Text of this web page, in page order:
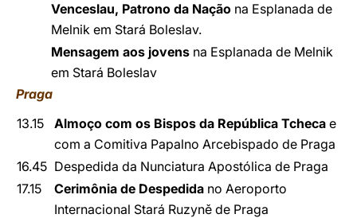
Venceslau, Patrono da Nação na Esplanada de
Melnik em Stará Boleslav.
Mensagem aos jovens na Esplanada de Melnik
em Stará Boleslav
Praga
13.15
Almoço com os Bispos da República Tcheca e
com a Comitiva Papalno Arcebispado de Praga
16.45 Despedida da Nunciatura Apostólica de Praga
17.15
Cerimônia de Despedida no Aeroporto
Internacional Stará Ruzyně de Praga